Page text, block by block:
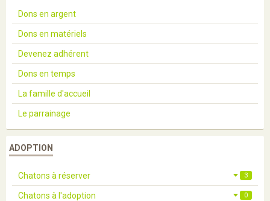
Dons en argent
Dons en matériels
Devenez adhérent
Dons en temps
La famille d'accueil
Le parrainage
ADOPTION
Chatons à réserver 3
Chatons à l'adoption 0